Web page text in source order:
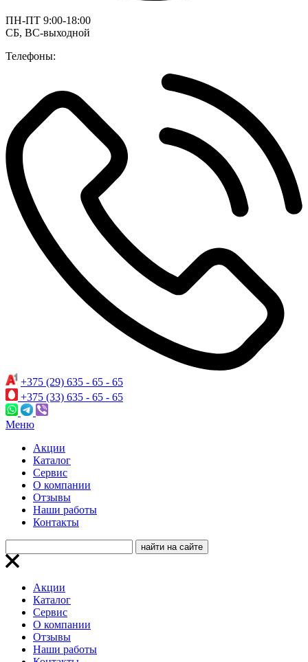
ПН-ПТ 9:00-18:00
СБ, ВС-выходной
Телефоны:
+375 (29) 635 - 65 - 65
+375 (33) 635 - 65 - 65
Меню
Акции
Каталог
Сервис
О компании
Отзывы
Наши работы
Контакты
Акции
Каталог
Сервис
О компании
Отзывы
Наши работы